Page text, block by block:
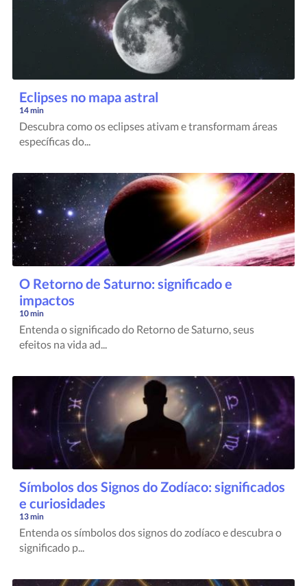
Eclipses no mapa astral
14 min
Descubra como os eclipses ativam e transformam áreas
específicas do...
O Retorno de Saturno: significado e
impactos
10 min
Entenda o significado do Retorno de Saturno, seus
efeitos na vida ad...
Símbolos dos Signos do Zodíaco: significados
e curiosidades
13 min
Entenda os símbolos dos signos do zodíaco e descubra o
significado p...